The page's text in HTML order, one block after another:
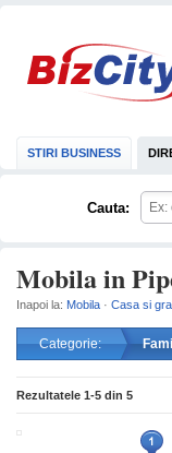
STIRI BUSINESS
Cauta:
Mobila in
Inapoi la: Mobila · Casa si
Categorie:
Rezultatele 1-5 din 5